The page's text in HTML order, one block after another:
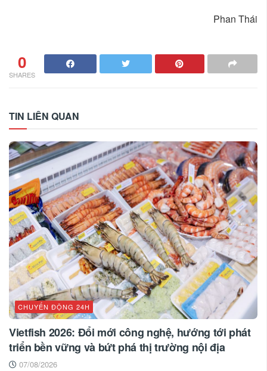
Phan Thái
0
SHARES
TIN LIÊN QUAN
CHUYỂN ĐỘNG 24H
Vietfish 2026: Đổi mới công nghệ, hướng tới phát
triển bền vững và bứt phá thị trường nội địa
07/08/2026